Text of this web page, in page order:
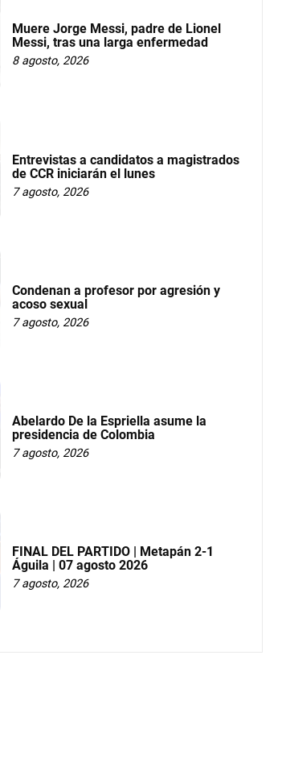
Muere Jorge Messi, padre de Lionel
Messi, tras una larga enfermedad
8 agosto, 2026
Entrevistas a candidatos a magistrados
de CCR iniciarán el lunes
7 agosto, 2026
Condenan a profesor por agresión y
acoso sexual
7 agosto, 2026
Abelardo De la Espriella asume la
presidencia de Colombia
7 agosto, 2026
FINAL DEL PARTIDO | Metapán 2-1
Águila | 07 agosto 2026
7 agosto, 2026